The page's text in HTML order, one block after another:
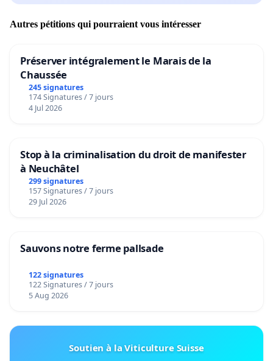
Autres pétitions qui pourraient vous intéresser
Préserver intégralement le Marais de la
Chaussée
245 signatures
174 Signatures / 7 jours
4 Jul 2026
Stop à la criminalisation du droit de manifester
à Neuchâtel
299 signatures
157 Signatures / 7 jours
29 Jul 2026
Sauvons notre ferme pallsade
122 signatures
122 Signatures / 7 jours
5 Aug 2026
Soutien à la Viticulture Suisse